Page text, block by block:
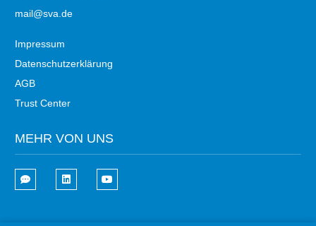
mail@sva.de
Impressum
Datenschutzerklärung
AGB
Trust Center
MEHR VON UNS